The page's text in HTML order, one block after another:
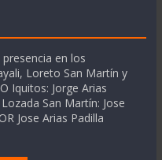
en los
Loreto San Martín y
Iquitos: Jorge Arias
San Martín: Jose
Jose Arias Padilla